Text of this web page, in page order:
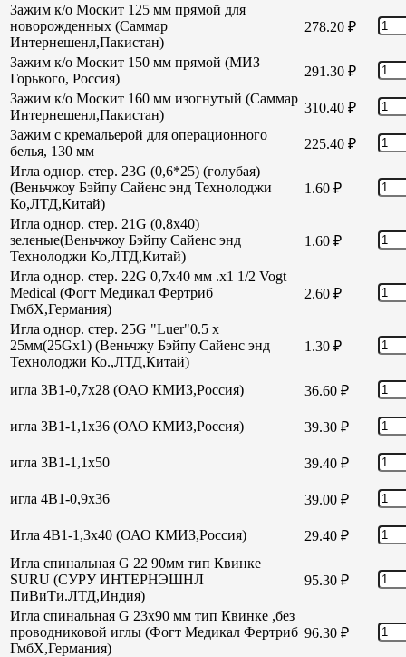
Зажим к/о Москит 125 мм прямой для
новорожденных (Саммар
Интернешенл,Пакистан)
278.20 ₽
Зажим к/о Москит 150 мм прямой (МИЗ
Горького, Россия)
291.30 ₽
Зажим к/о Москит 160 мм изогнутый (Саммар
Интернешенл,Пакистан)
310.40 ₽
Зажим с кремальерой для операционного
белья, 130 мм
225.40 ₽
Игла однор. стер. 23G (0,6*25) (голубая)
(Веньчжоу Бэйпу Сайенс энд Технолоджи
Ко,ЛТД,Китай)
1.60 ₽
Игла однор. стер. 21G (0,8х40)
зеленые(Веньчжоу Бэйпу Сайенс энд
Технолоджи Ко,ЛТД,Китай)
1.60 ₽
Игла однор. стер. 22G 0,7х40 мм .х1 1/2 Vogt
Medical (Фогт Медикал Фертриб
ГмбХ,Германия)
2.60 ₽
Игла однор. стер. 25G "Luer"0.5 х
25мм(25Gх1) (Веньчжу Бэйпу Сайенс энд
Технолоджи Ко.,ЛТД,Китай)
1.30 ₽
игла 3В1-0,7х28 (ОАО КМИЗ,Россия) 36.60 ₽
игла 3В1-1,1х36 (ОАО КМИЗ,Россия) 39.30 ₽
игла 3В1-1,1х50 39.40 ₽
игла 4В1-0,9х36 39.00 ₽
Игла 4В1-1,3х40 (ОАО КМИЗ,Россия) 29.40 ₽
Игла спинальная G 22 90мм тип Квинке
SURU (СУРУ ИНТЕРНЭШНЛ
ПиВиТи.ЛТД,Индия)
95.30 ₽
Игла спинальная G 23х90 мм тип Квинке ,без
проводниковой иглы (Фогт Медикал Фертриб
ГмбХ,Германия)
96.30 ₽